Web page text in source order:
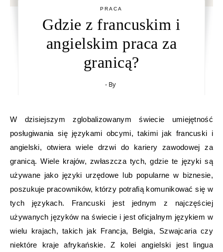
PRACA
Gdzie z francuskim i
angielskim praca za
granicą?
- By
W dzisiejszym zglobalizowanym świecie umiejętność
posługiwania się językami obcymi, takimi jak francuski i
angielski, otwiera wiele drzwi do kariery zawodowej za
granicą. Wiele krajów, zwłaszcza tych, gdzie te języki są
używane jako języki urzędowe lub popularne w biznesie,
poszukuje pracowników, którzy potrafią komunikować się w
tych językach. Francuski jest jednym z najczęściej
używanych języków na świecie i jest oficjalnym językiem w
wielu krajach, takich jak Francja, Belgia, Szwajcaria czy
niektóre kraje afrykańskie. Z kolei angielski jest lingua